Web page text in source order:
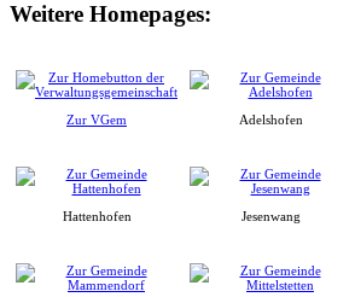
Weitere Homepages:
Zur VGem Adelshofen
Hattenhofen Jesenwang